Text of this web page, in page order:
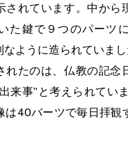
されています。中から
た鍵で９つのパーツ
ように造られていまし
れたのは、仏教の記念
来事”と考えられてい
は40バーツで毎日拝観